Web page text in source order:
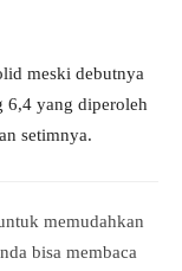
meski debutnya
6,4 yang diperoleh
setimnya.
memudahkan
bisa membaca